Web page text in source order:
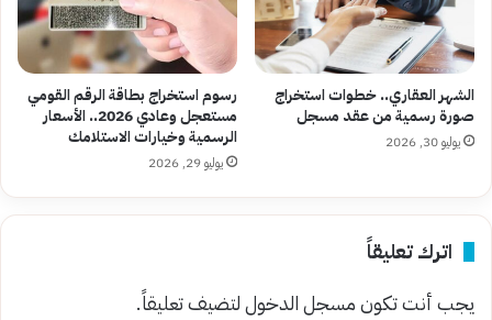
الشهر العقاري.. خطوات استخراج
صورة رسمية من عقد مسجل
يوليو 30, 2026
رسوم استخراج بطاقة الرقم القومي
مستعجل وعادي 2026.. الأسعار
الرسمية وخيارات الاستلامك
يوليو 29, 2026
اترك تعليقاً
يجب أنت تكونمسجل الدخوللتضيف تعليقاً.